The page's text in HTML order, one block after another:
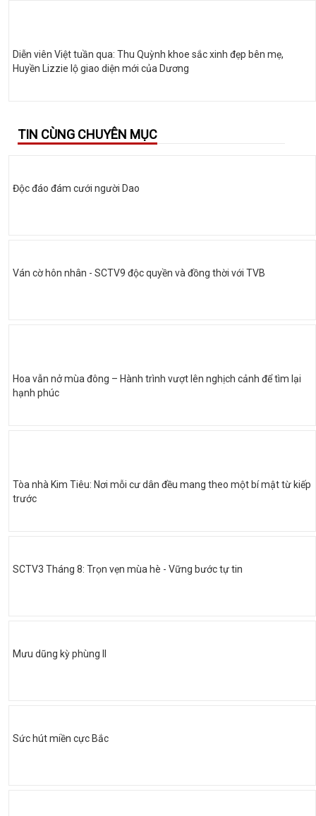
Diễn viên Việt tuần qua: Thu Quỳnh khoe sắc xinh đẹp bên mẹ,
Huyền Lizzie lộ giao diện mới của Dương
TIN CÙNG CHUYÊN MỤC
Độc đáo đám cưới người Dao
Ván cờ hôn nhân - SCTV9 độc quyền và đồng thời với TVB
Hoa vẫn nở mùa đông – Hành trình vượt lên nghịch cảnh để tìm lại
hạnh phúc
Tòa nhà Kim Tiêu: Nơi mỗi cư dân đều mang theo một bí mật từ kiếp
trước
SCTV3 Tháng 8: Trọn vẹn mùa hè - Vững bước tự tin
Mưu dũng kỳ phùng II
Sức hút miền cực Bắc